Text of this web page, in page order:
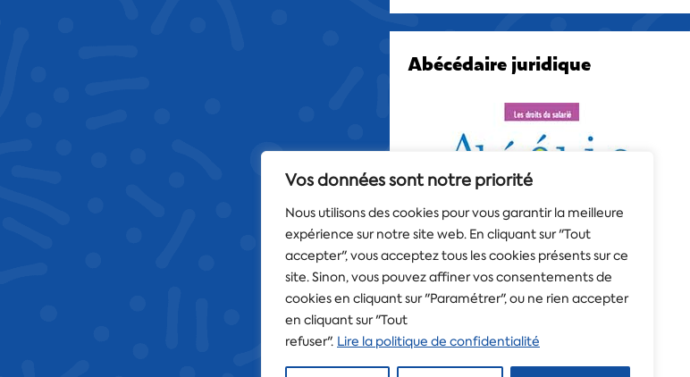
Vos données sont notre priorité
Nous utilisons des cookies pour vous garantir la meilleure
expérience sur notre site web. En cliquant sur "Tout
accepter", vous acceptez tous les cookies présents sur ce
site. Sinon, vous pouvez affiner vos consentements de
cookies en cliquant sur "Paramétrer", ou ne rien accepter
en cliquant sur "Tout
refuser". Lire la politique de confidentialité
Abécédaire juridique